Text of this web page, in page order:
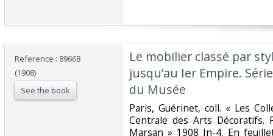
Reference : 89668
(1908)
See the book
‎Le mobilier classé par
jusqu’au Ier Empire.
du Musée‎
‎Paris, Guérinet, coll. « Les
Centrale des Arts Décoratifs.
Marsan » 1908 In-4. En